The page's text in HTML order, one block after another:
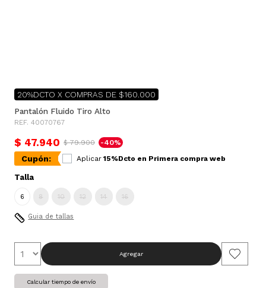
20%DCTO X COMPRAS DE $160.000
Pantalón Fluido Tiro Alto
REF. 40070767
$ 47.940 $ 79.900 -40%
Cupón: Aplicar 15%Dcto en Primera compra web
Talla
6 8 10 12 14 16
Guia de tallas
Agregar
Calcular tiempo de envío